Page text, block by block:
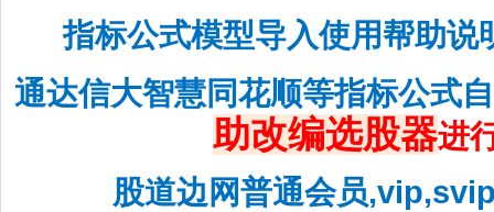
指标公式模型导入使用帮助说
通达信大智慧同花顺等指标公式
助改编选股器进
股道边网普通会员